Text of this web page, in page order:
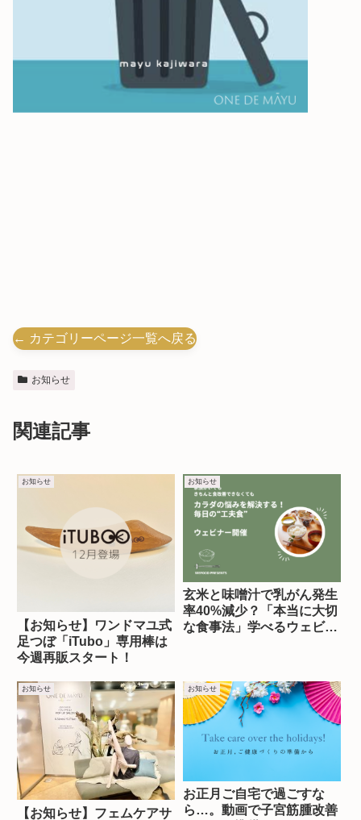
← カテゴリーページ一覧へ戻る
お知らせ
関連記事
お知らせ
【お知らせ】ワンドマユ式
足つぼ「iTubo」専用棒は
今週再販スタート！
お知らせ
玄米と味噌汁で乳がん発生
率40%減少？「本当に大切
な食事法」学べるウェビナ
お知らせ
【お知らせ】フェムケアサ
お知らせ
お正月ご自宅で過ごすな
ら…。動画で子宮筋腫改善